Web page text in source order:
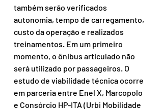
também serão verificados
autonomia, tempo de carregamento,
custo da operação e realizados
treinamentos. Em um primeiro
momento, o ônibus articulado não
será utilizado por passageiros. O
estudo de viabilidade técnica ocorre
em parceria entre Enel X, Marcopolo
e Consórcio HP-ITA (Urbi Mobilidade